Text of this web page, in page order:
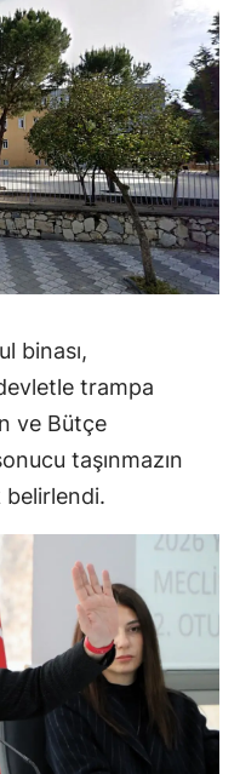
binası,
trampa
ve Bütçe
taşınmazın
belirlendi.